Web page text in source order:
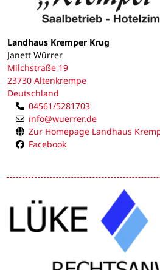
Landhaus Kremper Krug
Janett Würrer
Milchstraße 19
23730 Altenkrempe
Deutschland
04561/5281703
info@wuerrer.de
Zur Homepage Landhaus
Facebook